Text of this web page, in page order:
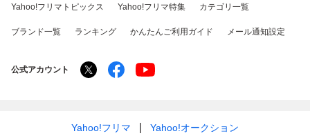
Yahoo!フリマトピックス Yahoo!フリマ特集 カテゴリ一覧
ブランド一覧 ランキング かんたんご利用ガイド メール通知設定
公式アカウント
Yahoo!フリマ Yahoo!オークション